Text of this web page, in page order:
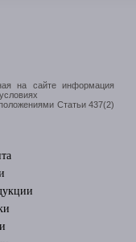
на сайте информация
Статьи 437(2)